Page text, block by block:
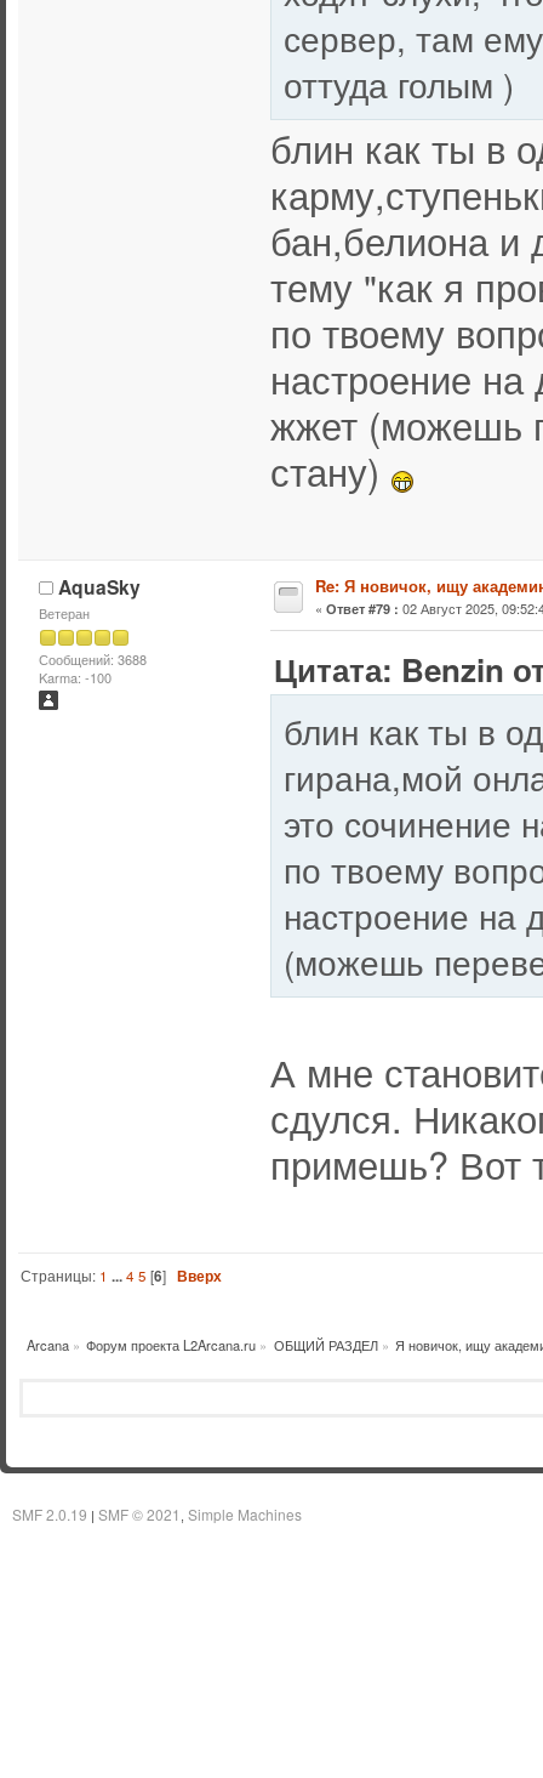
сервер, там
оттуда голым )
блин как ты в
бан,белиона и
тему "как я
по твоему
настроение на
жжет (можешь
стану)
AquaSky
Ветеран
Сообщений: 3688
Karma: -100
Re: Я новичок, ищу
« Ответ #79 : 02 Август 2025,
Цитата: Benzin
блин как ты в
гирана,мой
это сочинение
по твоему
настроение на
(можешь
А мне
сдулся.
примешь? Вот
Страницы: 1 ...4 5 [6]Вверх
Arcana» Форум проекта L2Arcana.ru » ОБЩИЙ РАЗДЕЛ» Я новичок, ищу
SMF 2.0.19 | SMF © 2021 Simple Machines